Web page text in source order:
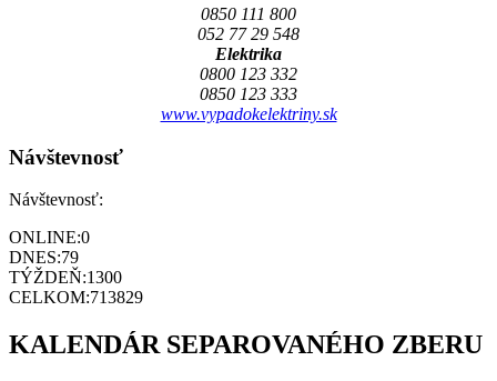
0850 111 800
052 77 29 548
Elektrika
0800 123 332
0850 123 333
www.vypadokelektriny.sk
Návštevnosť
Návštevnosť:
ONLINE:0
DNES:79
TÝŽDEŇ:1300
CELKOM:713829
KALENDÁR SEPAROVANÉHO ZBERU